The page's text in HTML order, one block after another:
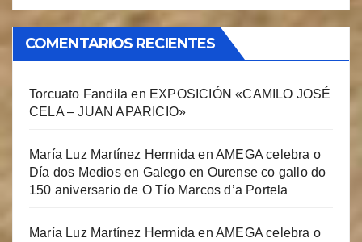
COMENTARIOS RECIENTES
Torcuato Fandila en EXPOSICIÓN «CAMILO JOSÉ
CELA – JUAN APARICIO»
María Luz Martínez Hermida enAMEGA celebra o
Día dos Medios en Galego en Ourense co gallo do
150 aniversario de O Tío Marcos d’a Portela
María Luz Martínez Hermida enAMEGA celebra o